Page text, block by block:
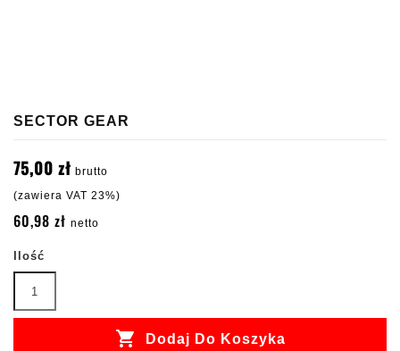
SECTOR GEAR
75,00 zł brutto
(zawiera VAT 23%)
60,98 zł netto
Ilość
 Dodaj Do Koszyka